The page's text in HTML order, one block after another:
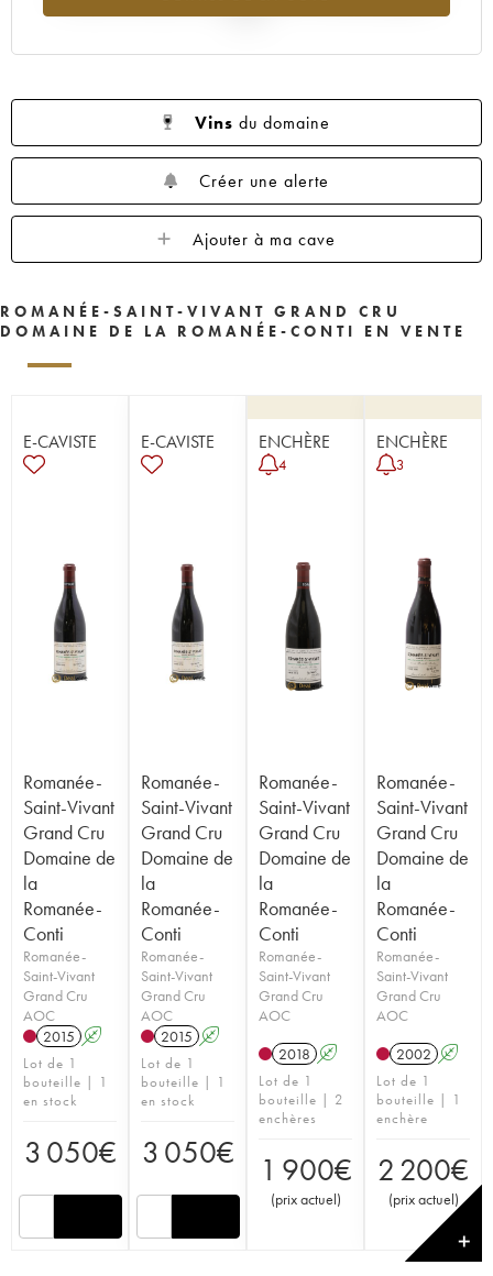
Vins du domaine
Créer une alerte
Ajouter à ma cave
ROMANÉE-SAINT-VIVANT GRAND CRU
DOMAINE DE LA ROMANÉE-CONTI EN VENTE
E-CAVISTE
Romanée-
Saint-Vivant
Grand Cru
Domaine de
la
Romanée-
Conti
Romanée-
Saint-Vivant
Grand Cru
AOC
2015 A
Lot de 1
bouteille | 1
en stock
3 050€
E-CAVISTE
Romanée-
Saint-Vivant
Grand Cru
Domaine de
la
Romanée-
Conti
Romanée-
Saint-Vivant
Grand Cru
AOC
2015 A
Lot de 1
bouteille | 1
en stock
3 050€
ENCHÈRE
4
Romanée-
Saint-Vivant
Grand Cru
Domaine de
la
Romanée-
Conti
Romanée-
Saint-Vivant
Grand Cru
AOC
2018 A
Lot de 1
bouteille | 2
enchères
1 900€
(prix actuel)
ENCHÈRE
3
Romanée-
Saint-Vivant
Grand Cru
Domaine de
la
Romanée-
Conti
Romanée-
Saint-Vivant
Grand Cru
AOC
2002 A
Lot de 1
bouteille | 1
enchère
2 200€
(prix actuel)
✕